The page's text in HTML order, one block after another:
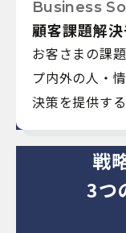
Business
顧客課題解
お客さまの課
プ内外の人・
決策を提供す
戦
3つ